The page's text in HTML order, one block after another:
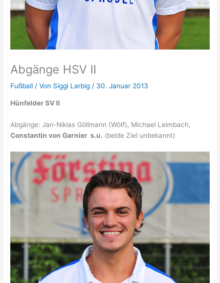
Abgänge HSV II
Fußball / Von Siggi Larbig/ 30. Januar 2013
Hünfelder SV II
Abgänge: Jan-Niklas Göllmann (Wölf), Michael Leimbach,
Constantin von Garnier s.u. (beide Ziel unbekannt)